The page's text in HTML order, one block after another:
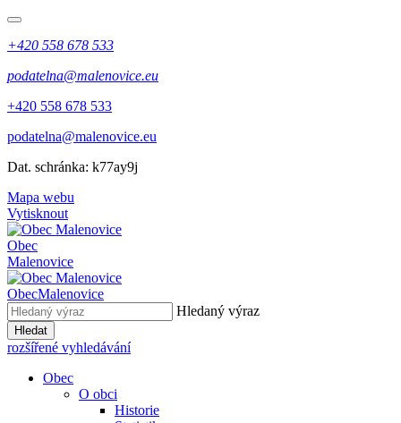
+420 558 678 533
podatelna@malenovice.eu
+420 558 678 533
podatelna@malenovice.eu
Dat. schránka: k77ay9j
Mapa webu
Vytisknout
Obec
Malenovice
ObecMalenovice
Hledaný výraz
Hledat
rozšířené vyhledávání
Obec
O obci
Historie